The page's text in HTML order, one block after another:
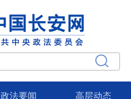
政法要闻
高层动态